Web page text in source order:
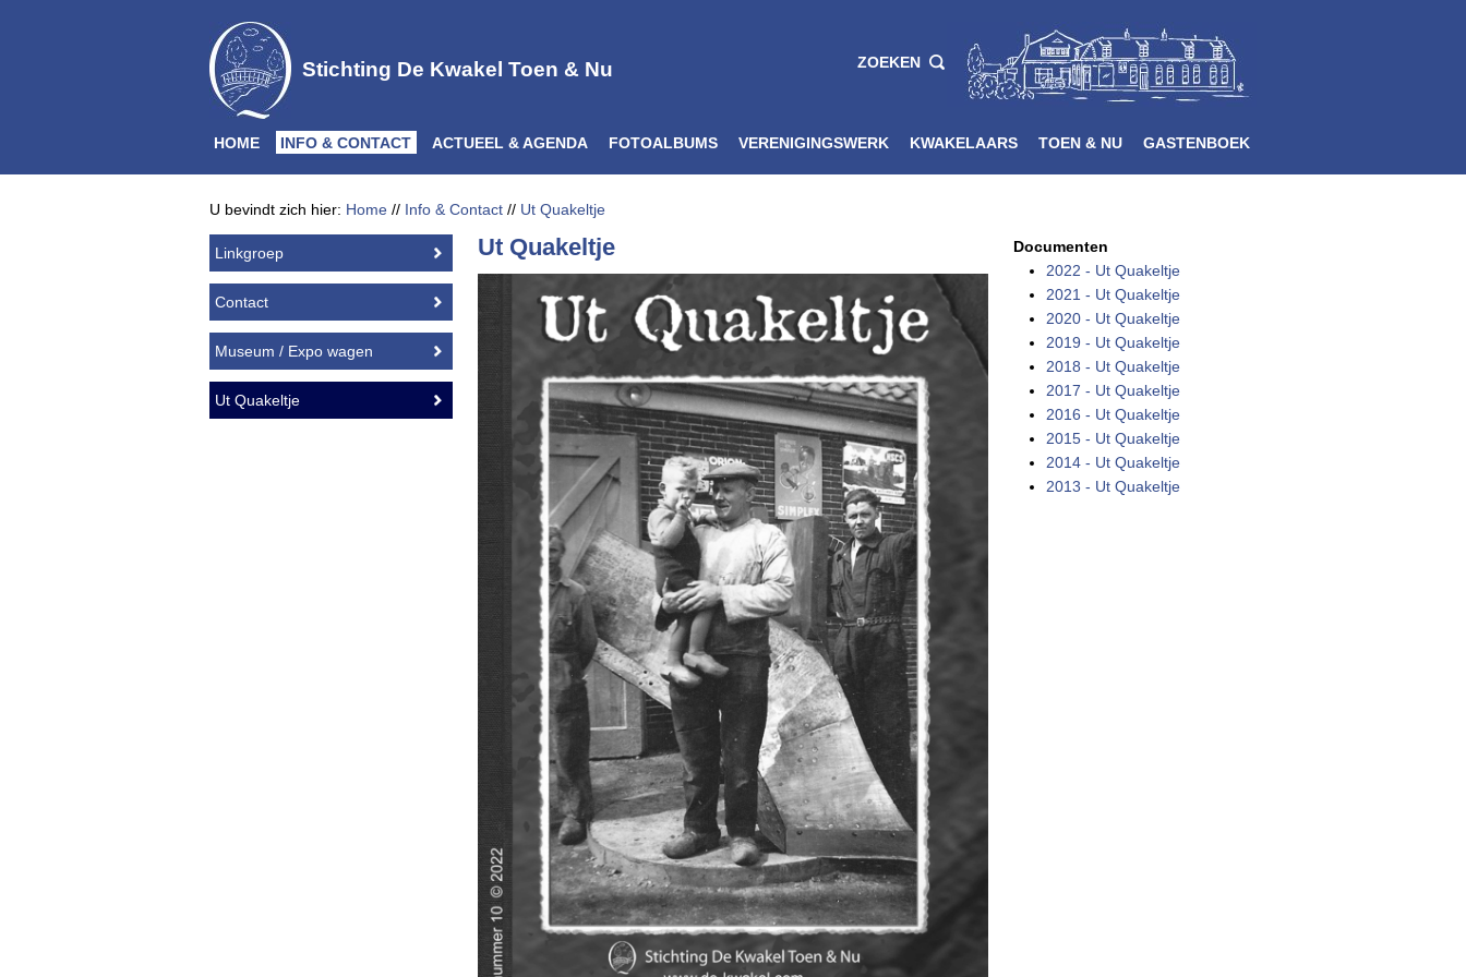
Stichting De Kwakel Toen & Nu ZOEKEN
HOME INFO & CONTACT ACTUEEL & AGENDA FOTOALBUMS VERENIGINGSWERK KWAKELAARS TOEN & NU GASTENBOEK
U bevindt zich hier: Home // Info & Contact // Ut Quakeltje
Linkgroep
Contact
Museum / Expo wagen
Ut Quakeltje
Ut Quakeltje
Documenten
2022 - Ut Quakeltje
2021 - Ut Quakeltje
2020 - Ut Quakeltje
2019 - Ut Quakeltje
2018 - Ut Quakeltje
2017 - Ut Quakeltje
2016 - Ut Quakeltje
2015 - Ut Quakeltje
2014 - Ut Quakeltje
2013 - Ut Quakeltje